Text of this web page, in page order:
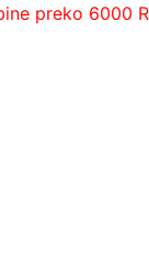
preko 6000